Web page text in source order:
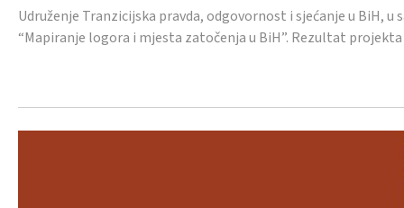
Udruženje Tranzicijska pravda, odgovornost i sjećanje u BiH,
“Mapiranje logora i mjesta zatočenja u BiH”. Rezultat